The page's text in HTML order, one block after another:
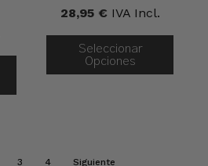
28,95 € IVA Incl.
Seleccionar
Opciones
3 4 Siguiente